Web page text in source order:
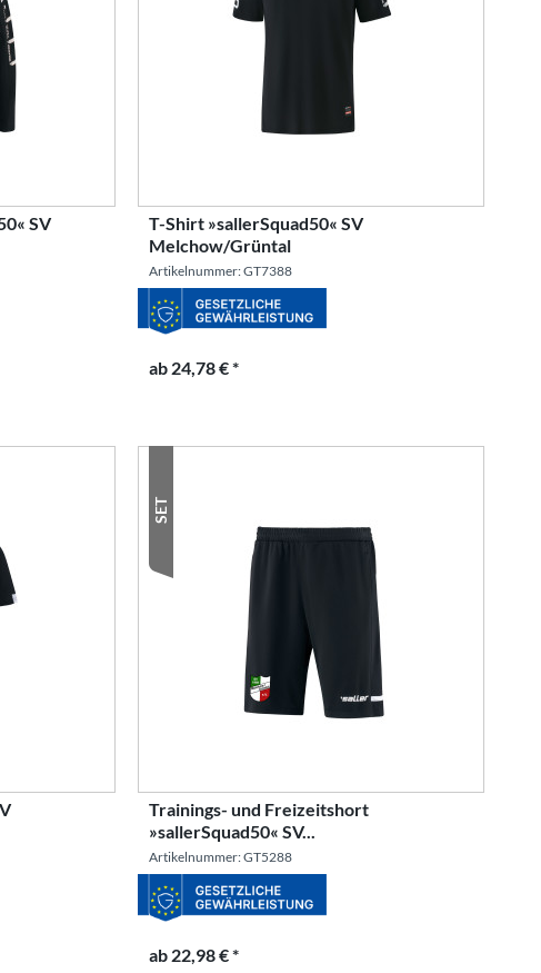
SV
T-Shirt »sallerSquad50« SV
Melchow/Grüntal
Artikelnummer: GT7388
ab 24,78 € *
SET
Trainings- und Freizeitshort
»sallerSquad50« SV...
Artikelnummer: GT5288
ab 22,98 € *